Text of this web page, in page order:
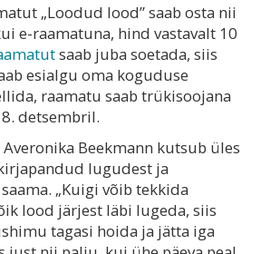
„Loodud lood” saab osta nii
e-raamatuna, hind vastavalt 10
saab juba soetada, siis
esialgu oma koguduse
raamatu saab trükisoojana
detsembril.
Beekmann kutsub üles
lugudest ja
„Kuigi võib tekkida
lood järjest läbi lugeda, siis
tagasi hoida ja jätta iga